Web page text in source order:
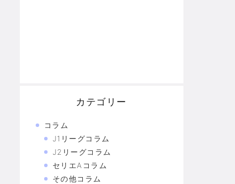
カテゴリー
コラム
J1リーグコラム
J2リーグコラム
セリエAコラム
その他コラム